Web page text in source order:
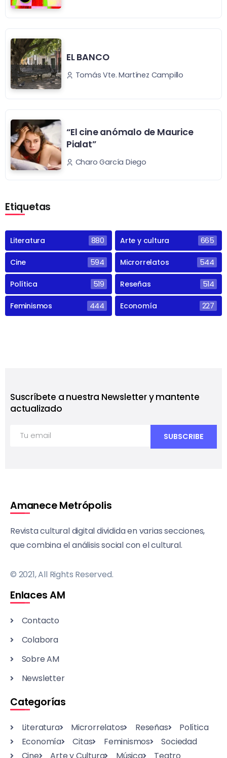
EL BANCO
Tomás Vte. Martínez Campillo
“El cine anómalo de Maurice
Pialat”
Charo García Diego
Etiquetas
Literatura 880 Arte y cultura 665
Cine 594 Microrrelatos 544
Política 519 Reseñas 514
Feminismos 444 Economía 227
Suscríbete a nuestra Newsletter y mantente
actualizado
Amanece Metrópolis
Revista cultural digital dividida en varias secciones,
que combina el análisis social con el cultural.
© 2021, All Rights Reserved.
Enlaces AM
Contacto
Colabora
Sobre AM
Newsletter
Categorías
Literatura Microrrelatos Reseñas
Política
Economía
Citas Feminismos
Sociedad
Cine
Arte y Cultura Música Teatro